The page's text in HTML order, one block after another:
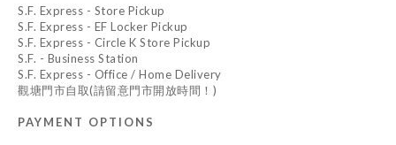
S.F. Express - Store Pickup
S.F. Express - EF Locker Pickup
S.F. Express - Circle K Store Pickup
S.F. - Business Station
S.F. Express - Office / Home Delivery
觀塘門市自取(請留意門市開放時間！)
PAYMENT OPTIONS